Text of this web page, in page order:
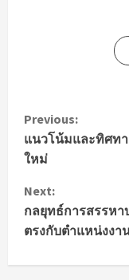
C
o
n
t
Previous:
แนวโน้มและทิศท
ใหม่
Next:
กลยุทธ์การสรรหา
ตรงกับตำแหน่งงา